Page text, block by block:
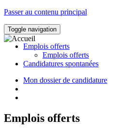
Passer au contenu principal
Toggle navigation
Emplois offerts
Emplois offerts
Candidatures spontanées
Mon dossier de candidature
Emplois offerts